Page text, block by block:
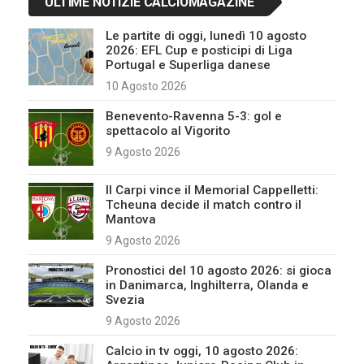
Le partite di oggi, lunedì 10 agosto
2026: EFL Cup e posticipi di Liga
Portugal e Superliga danese
10 Agosto 2026
Benevento-Ravenna 5-3: gol e
spettacolo al Vigorito
9 Agosto 2026
Il Carpi vince il Memorial Cappelletti:
Tcheuna decide il match contro il
Mantova
9 Agosto 2026
Pronostici del 10 agosto 2026: si gioca
in Danimarca, Inghilterra, Olanda e
Svezia
9 Agosto 2026
Calcio in tv oggi, 10 agosto 2026: